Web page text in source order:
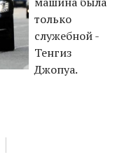
только
служебной -
Тенгиз
Джопуа.